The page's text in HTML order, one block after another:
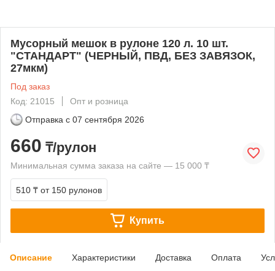
Мусорный мешок в рулоне 120 л. 10 шт.
"СТАНДАРТ" (ЧЕРНЫЙ, ПВД, БЕЗ ЗАВЯЗОК,
27мкм)
Под заказ
Код: 21015
Опт и розница
Отправка с 07 сентября 2026
660 ₸/рулон
Минимальная сумма заказа на сайте — 15 000 ₸
510 ₸ от 150 рулонов
Купить
Описание Характеристики Доставка Оплата